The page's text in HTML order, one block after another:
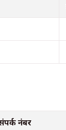
नंबर